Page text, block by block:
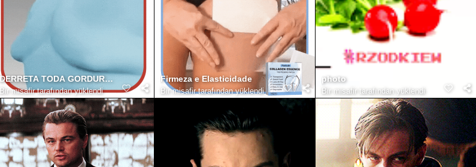
DERRETA TODA GORDURA DO PEITORAL
Bir misafir tarafından yüklendi
Firmeza e Elasticidade
Bir misafir tarafından yüklendi
photo
Bir misafir tarafından yüklendi